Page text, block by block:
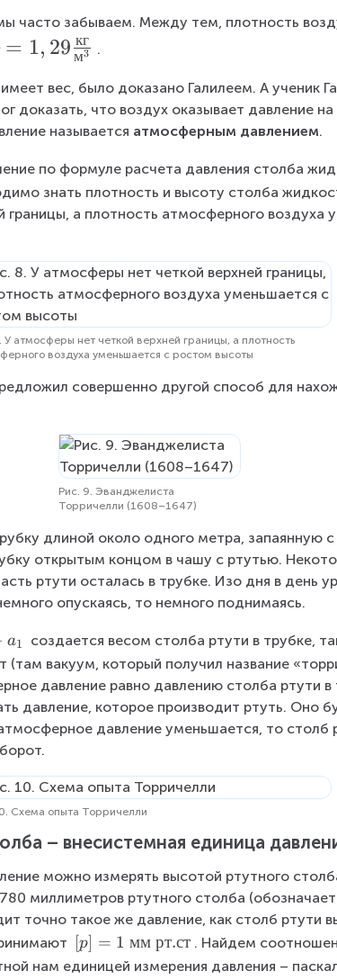
часто забываем. Между тем, плотность
= 1, 29 м3
кг .
вес, было доказано Галилеем. А ученик
доказать, что воздух оказывает давление
называется атмосферным давлением.
по формуле расчета давления столба
знать плотность и высоту столба
границы, а плотность атмосферного воздуха
У атмосферы нет четкой верхней границы, а плотность
воздуха уменьшается с ростом высоты
совершенно другой способ для
Рис. 9. Эванджелиста
Торричелли (1608–1647)
длиной около одного метра, запаянную
открытым концом в чашу с ртутью.
ртути осталась в трубке. Изо дня в день
опускаясь, то немного поднимаясь.
a1
создается весом столба ртути в трубке,
(там вакуум, который получил название
давление равно давлению столба ртути в
давление, которое производит ртуть. Оно
давление уменьшается, то столб
Схема опыта Торричелли
– внесистемная единица
можно измерять высотой ртутного
миллиметров ртутного столба
точно такое же давление, как столб ртути
[
p
[p] = 1 мм рт.ст . Найдем
нам единицей измерения давления –